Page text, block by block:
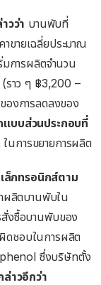
วว่า บานพับที่
ขายเฉลี่ยประมาณ
การผลิตจำนวน
(ราว ๆ ฿3,200 –
องการลดลงของ
แบบส่วนประกอบที่
นการขยายการผลิต
กทรอนิกส์ตาม
ผลิตบานพับใน
สั่งซื้อบานพับของ
ดชอบในการผลิต
ซึ่งบริษัทตั้ง
ล่าวอีกว่า